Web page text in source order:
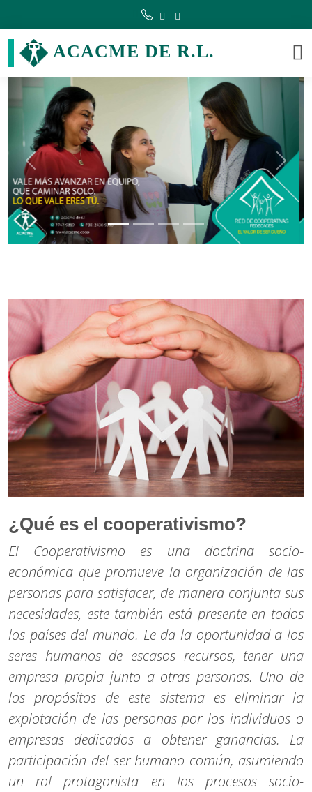
ACACME DE R.L.
Previous Next
¿Qué es el cooperativismo?
El Cooperativismo es una doctrina socio-
económica que promueve la organización de las
personas para satisfacer, de manera conjunta sus
necesidades, este también está presente en todos
los países del mundo. Le da la oportunidad a los
seres humanos de escasos recursos, tener una
empresa propia junto a otras personas. Uno de
los propósitos de este sistema es eliminar la
explotación de las personas por los individuos o
empresas dedicados a obtener ganancias. La
participación del ser humano común, asumiendo
un rol protagonista en los procesos socio-